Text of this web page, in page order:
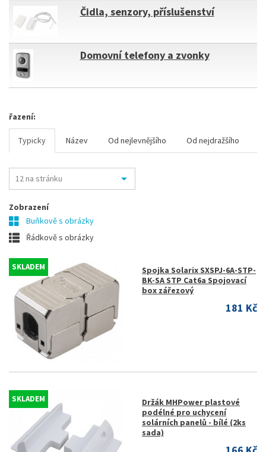
Čidla, senzory, příslušenství
Domovní telefony a zvonky
řazení:
Typicky Název Od nejlevnějšího Od nejdražšího
Zobrazení
Buňkově s obrázky
Řádkově s obrázky
SKLADEM
Spojka Solarix SXSPJ-6A-STP-
BK-SA STP Cat6a Spojovací
box zářezový
181 Kč
SKLADEM
Držák MHPower plastové
podélné pro uchycení
solárních panelů - bílé (2ks
sada)